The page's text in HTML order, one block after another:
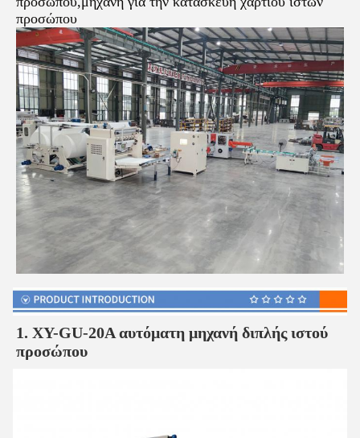
προσώπου
1. XY-GU-20A αυτόματη μηχανή διπλής ιστού
προσώπου